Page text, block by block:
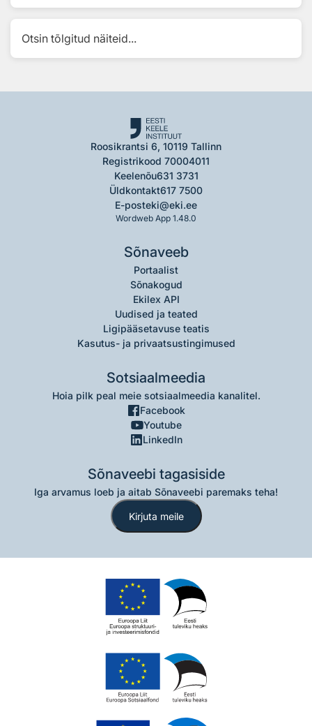
Otsin tõlgitud näiteid...
Roosikrantsi 6, 10119 Tallinn
Registrikood 70004011
Keelenõu631 3731
Üldkontakt617 7500
E-posteki@eki.ee
Wordweb App 1.48.0
Sõnaveeb
Portaalist
Sõnakogud
Ekilex API
Uudised ja teated
Ligipääsetavuse teatis
Kasutus- ja privaatsustingimused
Sotsiaalmeedia
Hoia pilk peal meie sotsiaalmeedia kanalitel.
Facebook
Youtube
LinkedIn
Sõnaveebi tagasiside
Iga arvamus loeb ja aitab Sõnaveebi paremaks teha!
Kirjuta meile